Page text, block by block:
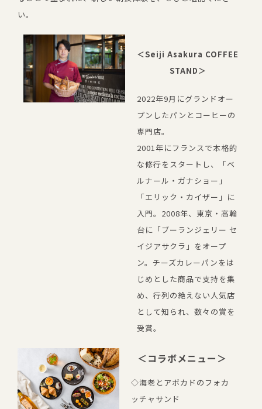
い。
＜Seiji Asakura COFFEE
STAND＞
2022年9月にグランドオー
プンしたパンとコーヒーの
専門店。
2001年にフランスで本格的
な修行をスタートし、「ベ
ルナール・ガナショー」
「エリック・カイザー」に
入門。2008年、東京・高輪
台に「ブーランジェリー セ
イジアサクラ」をオープ
ン。チーズカレーパンをは
じめとした商品で支持を集
め、行列の絶えない人気店
として知られ、数々の賞を
受賞。
＜コラボメニュー＞
◇海老とアボカドのフォカ
ッチャサンド